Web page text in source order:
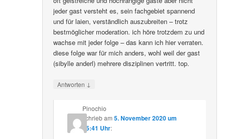
jeder gast versteht es, sein fachgebiet spannend
und für laien, verständlich auszubreiten – trotz
bestmöglicher moderation. ich höre trotzdem zu und
wachse mit jeder folge – das kann ich hier verraten.
diese folge war für mich anders, wohl weil der gast
(sibylle anderl) mehrere disziplinen vertritt. top.
Antworten ↓
Pinochio
schriebam 5. November 2020 um
05:41 Uhr: